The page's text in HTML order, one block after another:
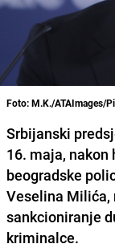
Foto: M.K./ATAImages/
Srbijanski
16. maja,
beogradske
Veselina Milića,
sankcioniranje
kriminalce.